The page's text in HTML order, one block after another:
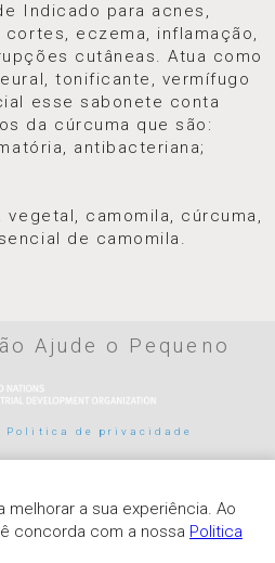
Indicado para acnes,
cortes, eczema, inflamação,
cutâneas. Atua como
tonificante, vermífugo
esse sabonete conta
da cúrcuma que são:
antibacteriana;
camomila, cúrcuma,
de camomila.
Ajude o Pequeno
Politica de privacidade
melhorar a sua experiência. Ao
concorda com a nossa Politica